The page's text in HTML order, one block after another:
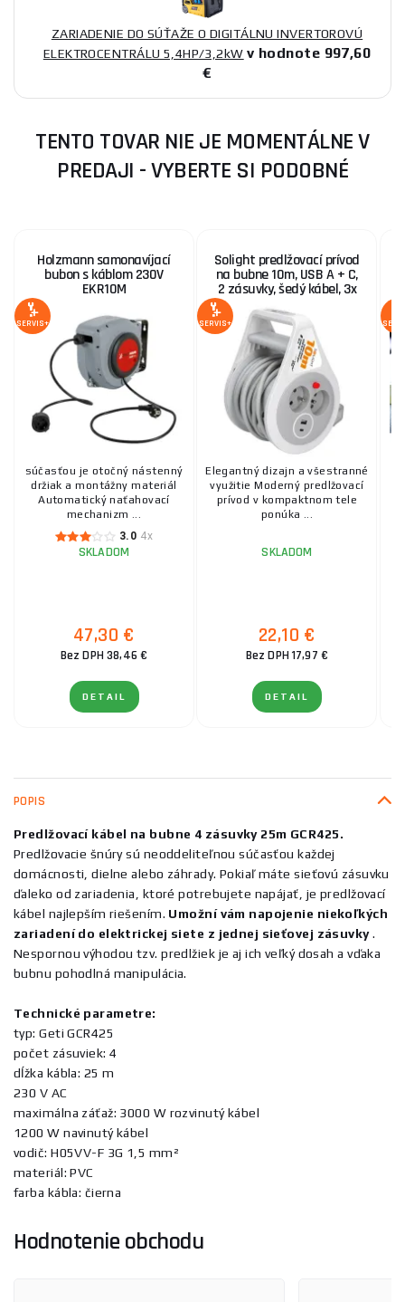
ZARIADENIE DO SÚŤAŽE O DIGITÁLNU INVERTOROVÚ
ELEKTROCENTRÁLU 5,4HP/3,2kW v hodnote 997,60
€
TENTO TOVAR NIE JE MOMENTÁLNE V
PREDAJI - VYBERTE SI PODOBNÉ
Holzmann samonavíjací
bubon s káblom 230V
EKR10M
SERVIS+
súčasťou je otočný nástenný
držiak a montážny materiál
Automatický naťahovací
mechanizm ...
3.0 4x
SKLADOM
47,30 €
Bez DPH 38,46 €
DETAIL
Solight predlžovací prívod
na bubne 10m, USB A + C,
2 zásuvky, šedý kábel, 3x
SERVIS+
Elegantný dizajn a všestranné
využitie Moderný predlžovací
prívod v kompaktnom tele
ponúka ...
SKLADOM
22,10 €
Bez DPH 17,97 €
DETAIL
POPIS
Predlžovací kábel na bubne 4 zásuvky 25m GCR425.
Predlžovacie šnúry sú neoddeliteľnou súčasťou každej
domácnosti, dielne alebo záhrady. Pokiaľ máte sieťovú zásuvku
ďaleko od zariadenia, ktoré potrebujete napájať, je predlžovací
kábel najlepším riešením. Umožní vám napojenie niekoľkých
zariadení do elektrickej siete z jednej sieťovej zásuvky.
Nespornou výhodou tzv. predlžiek je aj ich veľký dosah a vďaka
bubnu pohodlná manipulácia.
Technické parametre:
typ: Geti GCR425
počet zásuviek: 4
dĺžka kábla: 25 m
230 V AC
maximálna záťaž: 3000 W rozvinutý kábel
1200 W navinutý kábel
vodič: H05VV-F 3G 1,5 mm²
materiál: PVC
farba kábla: čierna
Hodnotenie obchodu